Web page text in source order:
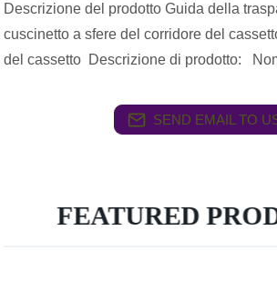
Descrizione del prodotto Guida della
cuscinetto a sfere del corridore del
del cassetto Descrizione di prodotto:
SEND EMAIL TO
FEATURED